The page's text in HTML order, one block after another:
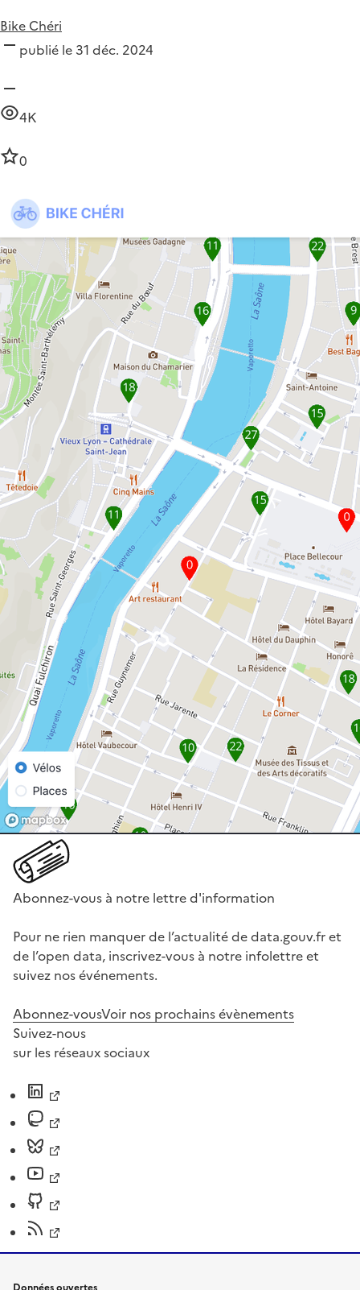
Bike Chéri
publié le 31 déc. 2024
4K
0
Abonnez-vous à notre lettre d'information
Pour ne rien manquer de l’actualité de data.gouv.fr et
de l’open data, inscrivez-vous à notre infolettre et
suivez nos événements.
Abonnez-vousVoir nos prochains évènements
Suivez-nous
sur les réseaux sociaux